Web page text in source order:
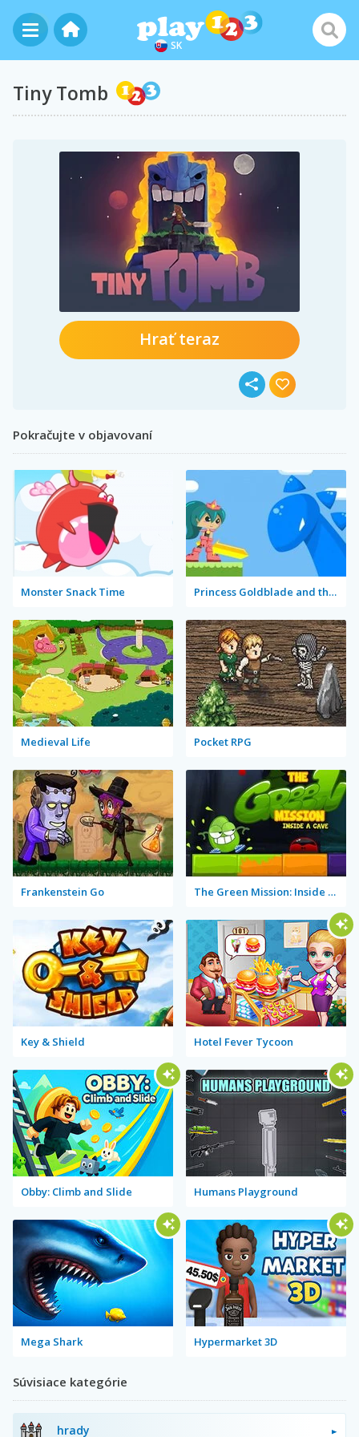
SK
Tiny Tomb
Hrať teraz
Pokračujte v objavovaní
Monster Snack Time Princess Goldblade and the Dangerous Water
Medieval Life Pocket RPG
Frankenstein Go The Green Mission: Inside a Cave
Key & Shield Hotel Fever Tycoon
Obby: Climb and Slide Humans Playground
Mega Shark Hypermarket 3D
Súvisiace kategórie
hrady